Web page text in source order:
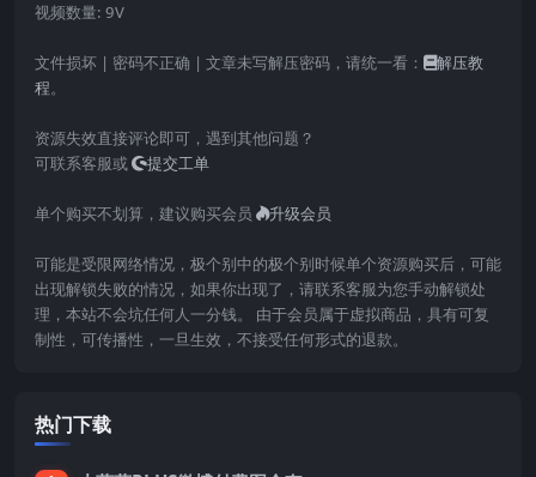
视频数量: 9V
文件损坏 | 密码不正确 | 文章未写解压密码，请统一看：
解压教
程。
资源失效直接评论即可，遇到其他问题？
可联系客服或
提交工单
单个购买不划算，建议购买会员 升级会员
可能是受限网络情况，极个别中的极个别时候单个资源购买后，可能
出现解锁失败的情况，如果你出现了，请联系客服为您手动解锁处
理，本站不会坑任何人一分钱。 由于会员属于虚拟商品，具有可复
制性，可传播性，一旦生效，不接受任何形式的退款。
热门下载